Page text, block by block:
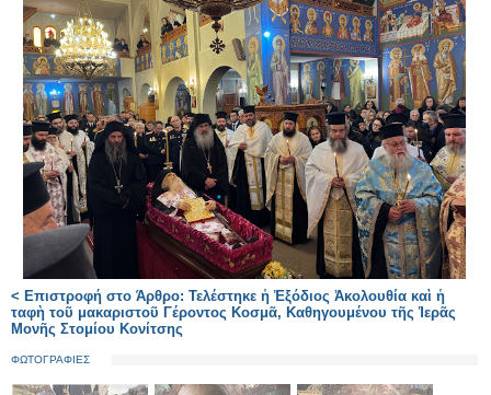
< Επιστροφή στο Άρθρο: Τελέστηκε ἡ Ἐξόδιος Ἀκολουθία καὶ ἡ
ταφὴ τοῦ μακαριστοῦ Γέροντος Κοσμᾶ, Καθηγουμένου τῆς Ἱερᾶς
Μονῆς Στομίου Κονίτσης
ΦΩΤΟΓΡΑΦΙΕΣ